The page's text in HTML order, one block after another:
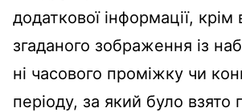
додаткової інформації,
згаданого зображення із
ні часового проміжку чи
періоду, за який було взято